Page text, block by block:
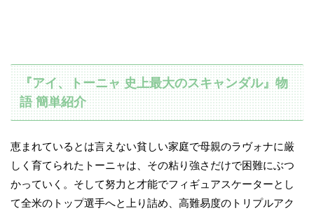
『アイ、トーニャ 史上最大のスキャンダル』物
語 簡単紹介
恵まれているとは言えない貧しい家庭で母親のラヴォナに厳
しく育てられたトーニャは、その粘り強さだけで困難にぶつ
かっていく。そして努力と才能でフィギュアスケーターとし
て全米のトップ選手へと上り詰め、高難易度のトリプルアク